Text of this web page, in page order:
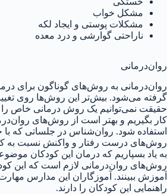
مشکل خواب
مشکلات پوستی و ایجاد لکه
ناراحتی گوارشی و درد معده
روان‌درمانی
روان‌درمانی به روش‌های گوناگون برای
گرفته می‌شود. بیش‌تر این روش‌ها روی تغییر
حقیقت نمی‌توانیم یک روش درمانی خاص را
کار بگیریم و بهتر است از روش‌های
استفاده شود. روان‌شناس در جلساتی که با
روش‌های درست رفتار و واکنش نسبت به
به یاد بسپاریم که درمان این کودکان
روش‌های روان‌درمانی لازم است که این
آموزش ببینند. آموزگاران این مدارس
راهنمایی این کودکان را دارند.